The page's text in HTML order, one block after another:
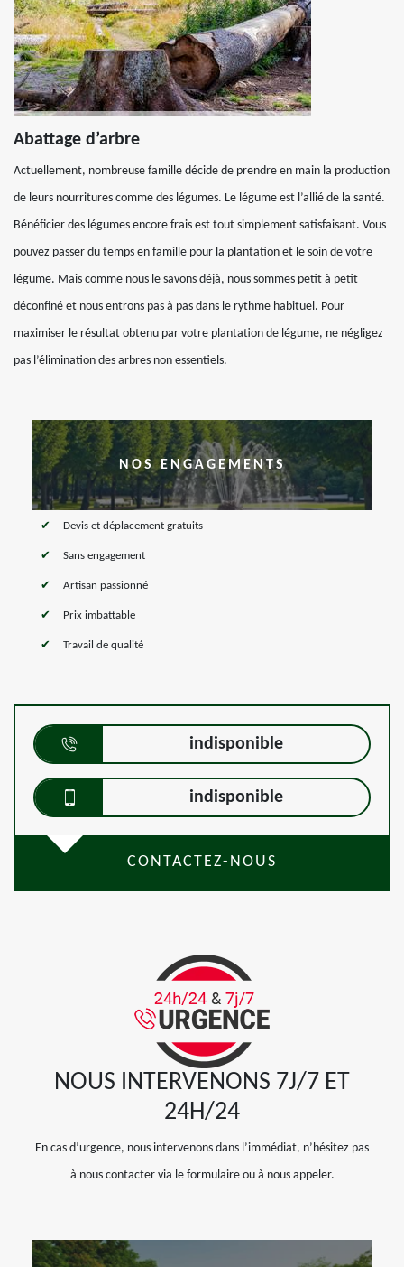
Abattage d’arbre
Actuellement, nombreuse famille décide de prendre en main la production
de leurs nourritures comme des légumes. Le légume est l’allié de la santé.
Bénéficier des légumes encore frais est tout simplement satisfaisant. Vous
pouvez passer du temps en famille pour la plantation et le soin de votre
légume. Mais comme nous le savons déjà, nous sommes petit à petit
déconfiné et nous entrons pas à pas dans le rythme habituel. Pour
maximiser le résultat obtenu par votre plantation de légume, ne négligez
pas l’élimination des arbres non essentiels.
NOS ENGAGEMENTS
Devis et déplacement gratuits
Sans engagement
Artisan passionné
Prix imbattable
Travail de qualité
indisponible
indisponible
CONTACTEZ-NOUS
NOUS INTERVENONS 7J/7 ET
24H/24
En cas d’urgence, nous intervenons dans l’immédiat, n’hésitez pas
à nous contacter via le formulaire ou à nous appeler.